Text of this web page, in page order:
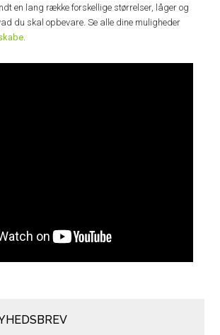
en lang række forskellige størrelser, låger og
du skal opbevare. Se alle dine muligheder
.